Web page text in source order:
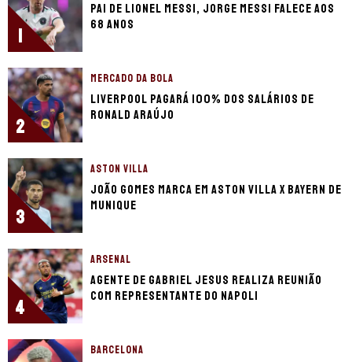
1
Pai de Lionel Messi, Jorge Messi falece aos
68 anos
2
MERCADO DA BOLA
Liverpool pagará 100% dos salários de
Ronald Araújo
3
ASTON VILLA
João Gomes marca em Aston Villa x Bayern de
Munique
4
ARSENAL
Agente de Gabriel Jesus realiza reunião
com representante do Napoli
BARCELONA